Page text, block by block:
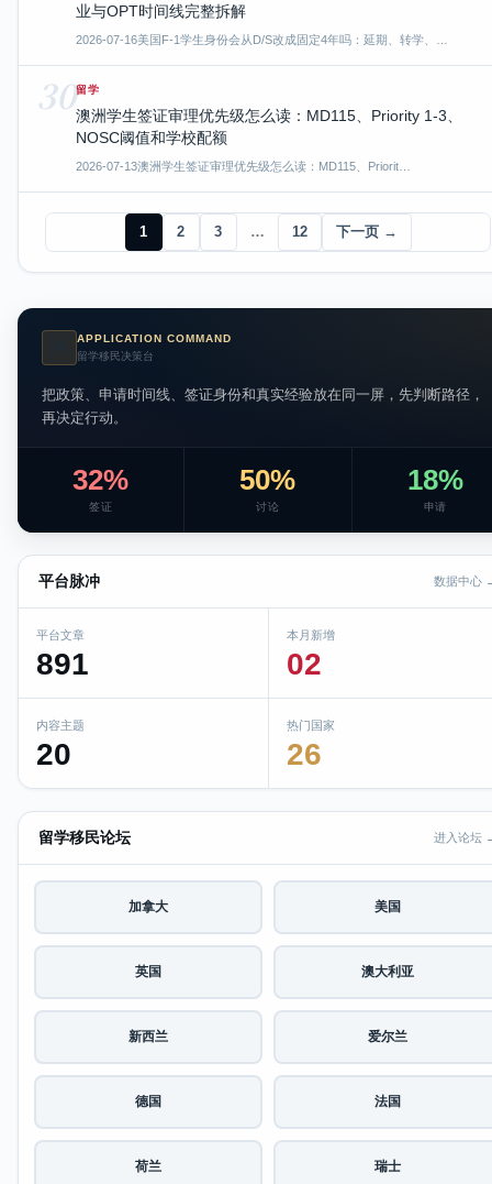
业与OPT时间线完整拆解
2026-07-16美国F-1学生身份会从D/S改成固定4年吗：延期、转学、…
30留学
澳洲学生签证审理优先级怎么读：MD115、Priority 1-3、
NOSC阈值和学校配额
2026-07-13澳洲学生签证审理优先级怎么读：MD115、Priorit…
1 2 3 … 12 下一页 →
APPLICATION COMMAND
留学移民决策台
把政策、申请时间线、签证身份和真实经验放在同一屏，先判断路径，
再决定行动。
32%
签证
50%
讨论
18%
申请
平台脉冲 数据中心
平台文章
891
本月新增
02
内容主题
20
热门国家
26
留学移民论坛 进入论坛
加拿大 美国
英国 澳大利亚
新西兰 爱尔兰
德国 法国
荷兰 瑞士